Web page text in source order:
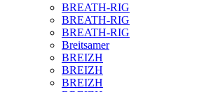
BREATH-RIG
BREATH-RIG
BREATH-RIG
Breitsamer
BREIZH
BREIZH
BREIZH